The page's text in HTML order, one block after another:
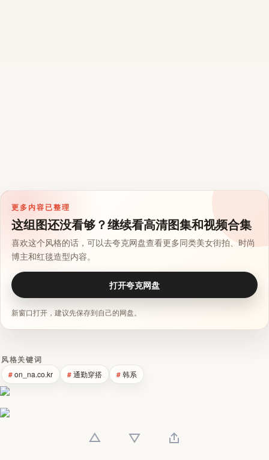
更多内容已整理
这组图还没看够？继续看高清图集和视频合集
喜欢这个风格的话，可以去夸克网盘查看更多同类美女街拍、时尚
博主和红毯造型内容。
打开夸克网盘
新窗口打开，建议先保存到自己的网盘。
风格关键词
on_na.co.kr 通勤穿搭 韩系